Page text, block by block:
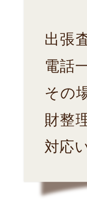
出張
電話
その
財整
対応